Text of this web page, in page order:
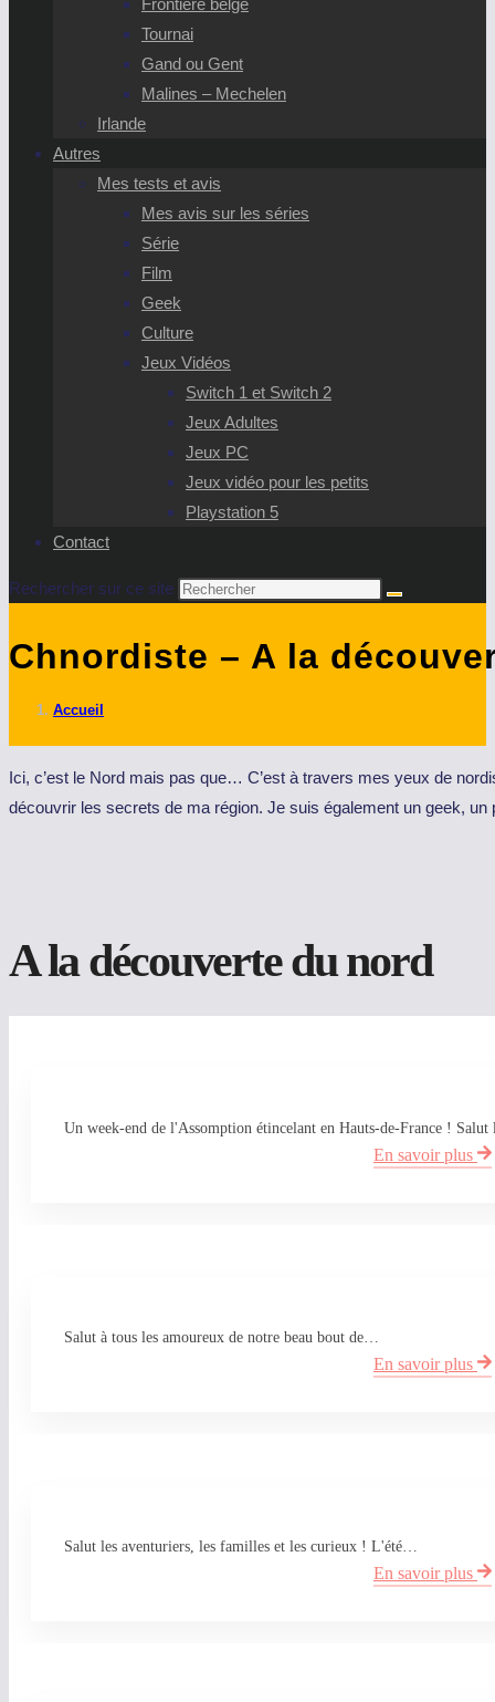
Frontière belge
Tournai
Gand ou Gent
Malines – Mechelen
Irlande
Autres
Mes tests et avis
Mes avis sur les séries
Série
Film
Geek
Culture
Jeux Vidéos
Switch 1 et Switch 2
Jeux Adultes
Jeux PC
Jeux vidéo pour les petits
Playstation 5
Contact
Rechercher sur ce site
Chnordiste – A la
Accueil
Ici, c’est le Nord mais pas que… C’est à travers mes yeux de
découvrir les secrets de ma région. Je suis également un geek, un
A la découverte du nord
Un week-end de l'Assomption étincelant en Hauts-de-France !
En savoir plus
Salut à tous les amoureux de notre beau bout de…
En savoir plus
Salut les aventuriers, les familles et les curieux ! L'été…
En savoir plus